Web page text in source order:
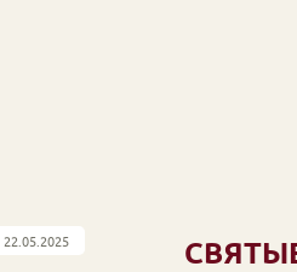
22.05.2025